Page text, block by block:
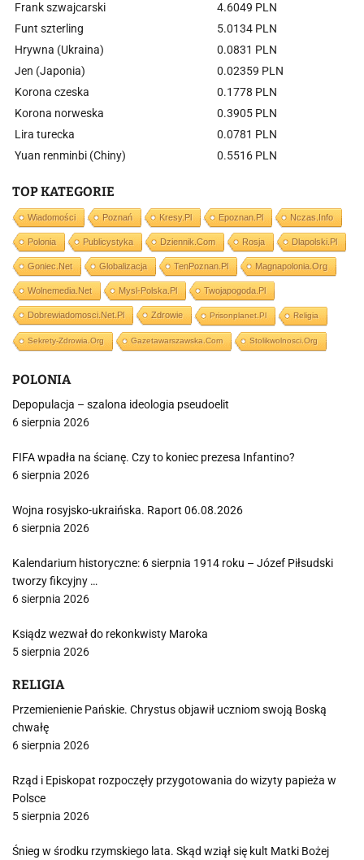
Frank szwajcarski
4.6049 PLN
Funt szterling
5.0134 PLN
Hrywna (Ukraina)
0.0831 PLN
Jen (Japonia)
0.02359 PLN
Korona czeska
0.1778 PLN
Korona norweska
0.3905 PLN
Lira turecka
0.0781 PLN
Yuan renminbi (Chiny)
0.5516 PLN
TOP KATEGORIE
Wiadomości Poznań Kresy.pl Epoznan.pl Nczas.info
Polonia Publicystyka Dziennik.com Rosja Dlapolski.pl
Goniec.net Globalizacja TenPoznan.pl Magnapolonia.org
Wolnemedia.net Mysl-Polska.pl Twojapogoda.pl
Dobrewiadomosci.net.pl Zdrowie Prisonplanet.pl Religia
Sekrety-Zdrowia.org Gazetawarszawska.com Stolikwolnosci.org
POLONIA
Depopulacja – szalona ideologia pseudoelit
6 sierpnia 2026
FIFA wpadła na ścianę. Czy to koniec prezesa Infantino?
6 sierpnia 2026
Wojna rosyjsko-ukraińska. Raport 06.08.2026
6 sierpnia 2026
Kalendarium historyczne: 6 sierpnia 1914 roku – Józef Piłsudski
tworzy fikcyjny …
6 sierpnia 2026
Ksiądz wezwał do rekonkwisty Maroka
5 sierpnia 2026
RELIGIA
Przemienienie Pańskie. Chrystus objawił uczniom swoją Boską
chwałę
6 sierpnia 2026
Rząd i Episkopat rozpoczęły przygotowania do wizyty papieża w
Polsce
5 sierpnia 2026
Śnieg w środku rzymskiego lata. Skąd wziął się kult Matki Bożej